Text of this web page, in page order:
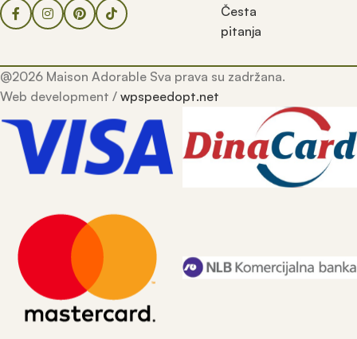
Česta
pitanja
@2026 Maison Adorable Sva prava su zadržana.
Web development / wpspeedopt.net